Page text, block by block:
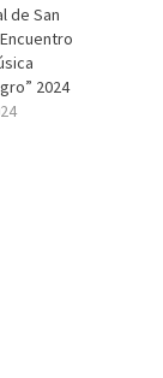
de San
2024